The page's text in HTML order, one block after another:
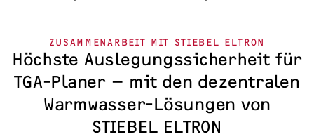
Fachhandwerker
Haushersteller
Immobilienwirtschaft
TGA-Fachplaner
Kommunale Wärmeplanung / EVU
Fertigung für Industriekunden
ZUSAMMENARBEIT MIT STIEBEL ELTRON
Höchste Auslegungssicherheit für
TGA-Planer – mit den dezentralen
Warmwasser-Lösungen von
STIEBEL ELTRON